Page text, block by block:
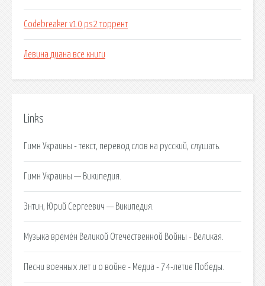
Codebreaker v10 ps2 торрент
Левина диана все книги
Links
Гимн Украины - текст, перевод слов на русский, слушать.
Гимн Украины — Википедия.
Энтин, Юрий Сергеевич — Википедия.
Музыка времён Великой Отечественной Войны - Великая.
Песни военных лет и о войне - Медиа - 74-летие Победы.